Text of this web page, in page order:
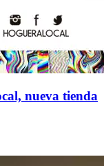
nueva tienda